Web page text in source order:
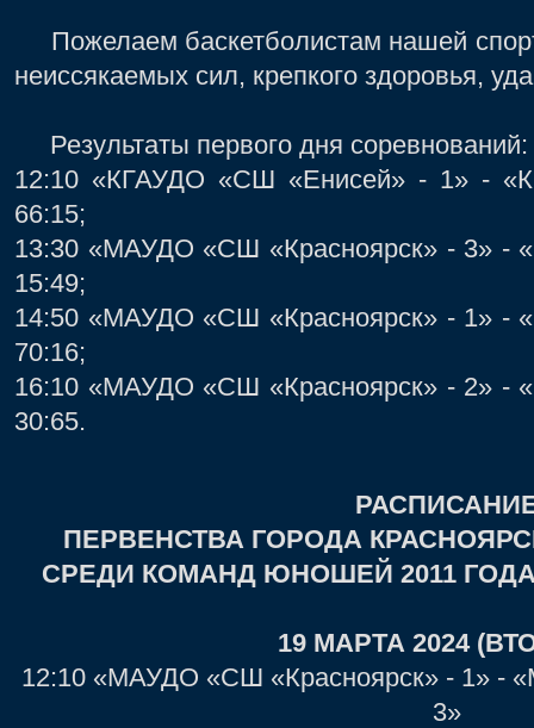
Пожелаем баскетболистам нашей
неиссякаемых сил, крепкого здоровья,
Результаты первого дня соревнований:
12:10 «КГАУДО «СШ «Енисей» - 1» -
66:15;
13:30 «МАУДО «СШ «Красноярск» - 3» -
15:49;
14:50 «МАУДО «СШ «Красноярск» - 1» -
70:16;
16:10 «МАУДО «СШ «Красноярск» - 2» -
30:65.
ПЕРВЕНСТВА ГОРОДА
СРЕДИ КОМАНД ЮНОШЕЙ 2011
19 МАРТА 2024
12:10 «МАУДО «СШ «Красноярск» - 1» -
3»